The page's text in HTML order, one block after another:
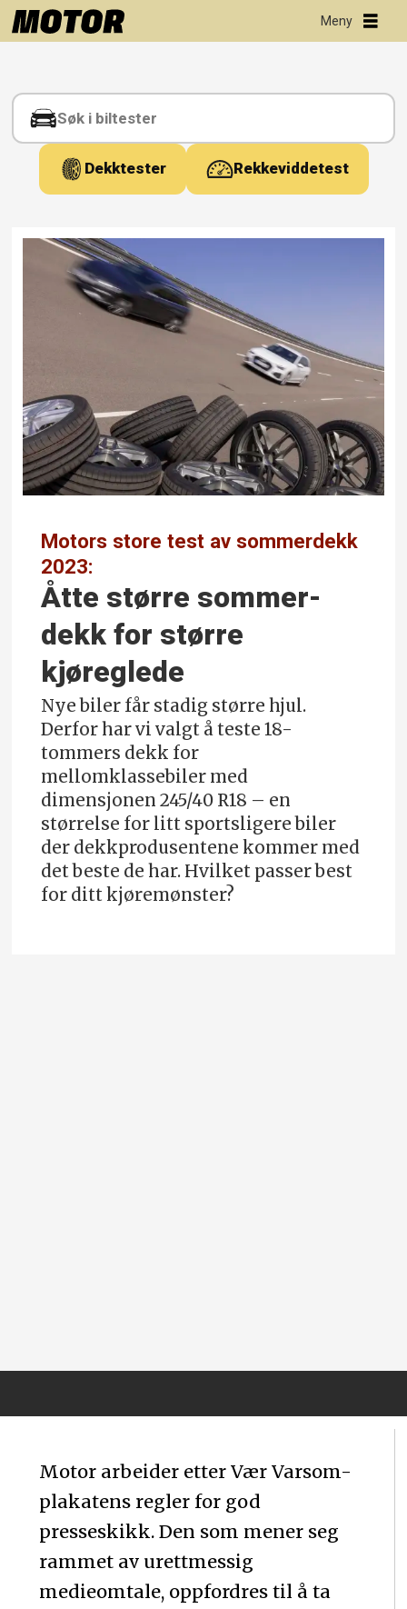
Tag:
sunfull
Dekktester Rekkeviddetest
Motors store test av sommerdekk
2023:
Åtte større sommer­
dekk for større
kjøreglede
Nye biler får stadig større hjul.
Derfor har vi valgt å teste 18-
tommers dekk for
mellomklassebiler med
dimensjonen 245/40 R18 – en
størrelse for litt sportsligere biler
der dekkprodusentene kommer med
det beste de har. Hvilket passer best
for ditt kjøremønster?
Motor arbeider etter Vær Varsom-
plakatens regler for god
presseskikk. Den som mener seg
rammet av urettmessig
medieomtale, oppfordres til å ta